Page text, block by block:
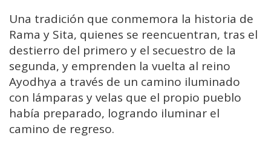
Una tradición que conmemora la historia de
Rama y Sita, quienes se reencuentran, tras el
destierro del primero y el secuestro de la
segunda, y emprenden la vuelta al reino
Ayodhya a través de un camino iluminado
con lámparas y velas que el propio pueblo
había preparado, logrando iluminar el
camino de regreso.